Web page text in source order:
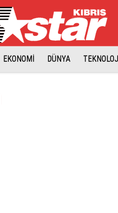
EKONOMİ DÜNYA